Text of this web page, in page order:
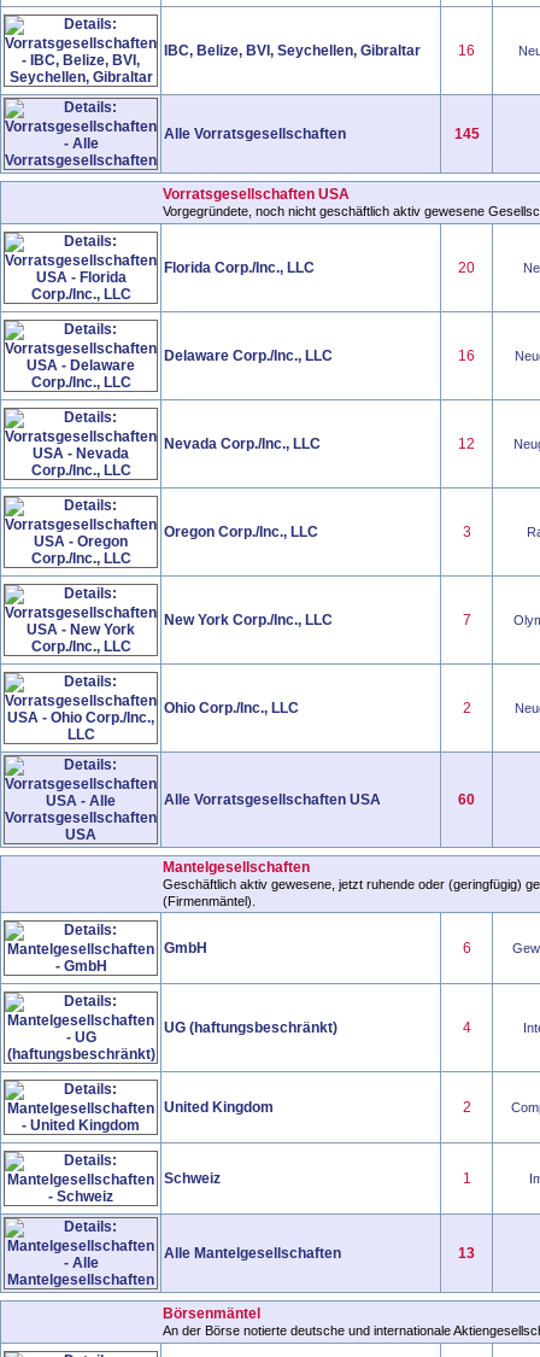
IBC, Belize, BVI, Seychellen, Gibraltar 16
Alle Vorratsgesellschaften 145
Vorratsgesellschaften USA
Vorgegründete, noch nicht geschäftlich aktiv gewesene
Florida Corp./Inc., LLC 20
Delaware Corp./Inc., LLC 16
Nevada Corp./Inc., LLC 12
Oregon Corp./Inc., LLC 3
New York Corp./Inc., LLC 7
Ohio Corp./Inc., LLC 2
Alle Vorratsgesellschaften USA 60
Mantelgesellschaften
Geschäftlich aktiv gewesene, jetzt ruhende oder (geringfügig)
(Firmenmäntel).
GmbH 6
UG (haftungsbeschränkt) 4
United Kingdom 2
Schweiz 1
Alle Mantelgesellschaften 13
Börsenmäntel
An der Börse notierte deutsche und internationale